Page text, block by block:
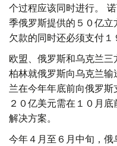
个过程应该同时进行。
季俄罗斯提供的５０亿
欠款的同时还必须支付１
欧盟、俄罗斯和乌克兰
柏林就俄罗斯向乌克兰
兰在今年年底前向俄罗
２０亿美元需在１０月
解决方案。
今年４月至６月中旬，